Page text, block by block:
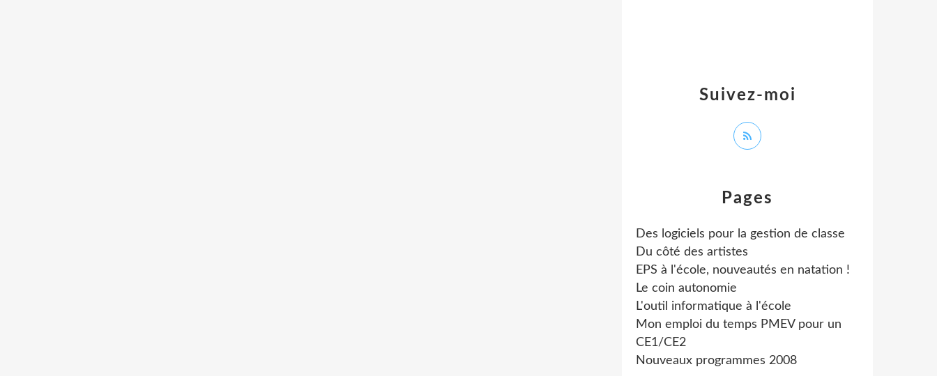
Pages
Des logiciels pour la gestion de classe
Du côté des artistes
EPS à l'école, nouveautés en natation !
Le coin autonomie
L'outil informatique à l'école
Mon emploi du temps PMEV pour un
CE1/CE2
Nouveaux programmes 2008
Suivez-moi